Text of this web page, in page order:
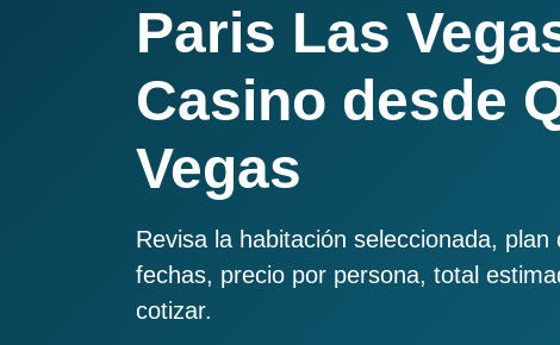
Paris Las
Casino desde
Vegas
Revisa la habitación seleccionada,
fechas, precio por persona, total
cotizar.